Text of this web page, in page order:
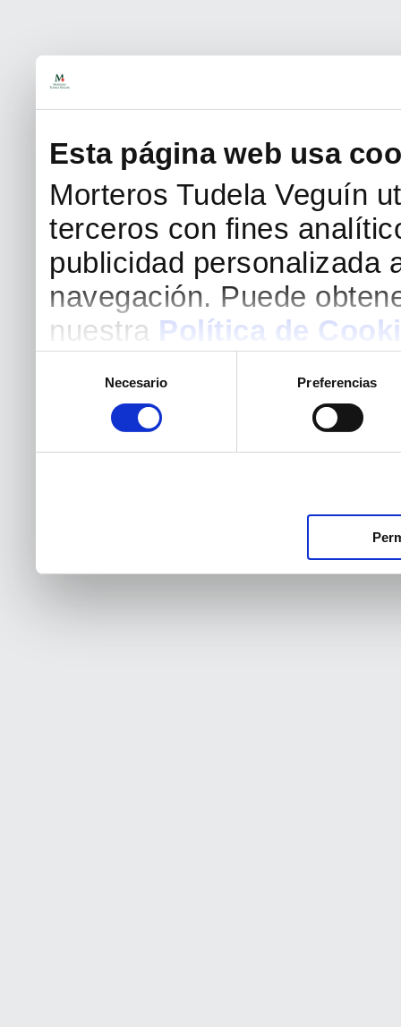
Esta página web usa
Morteros Tudela Veguín
terceros con fines
publicidad personalizada
navegación. Puede
nuestra Política de
consentimiento
Necesario Preferencias